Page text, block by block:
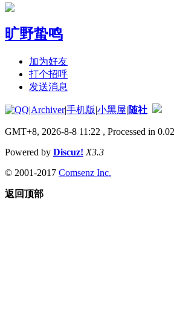
旷野蛰鸣
加为好友
打个招呼
发送消息
|Archiver|手机版|小黑屋|随社
GMT+8, 2026-8-8 11:22 , Processed in
Powered by Discuz! X3.3
© 2001-2017 Comsenz Inc.
返回顶部